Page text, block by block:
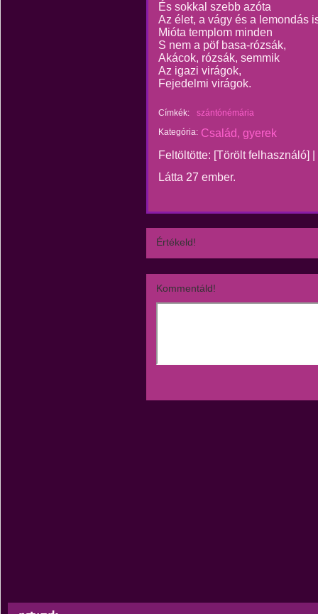
És sokkal szebb azóta
Az élet, a vágy és a lemondás
Mióta templom minden
S nem a pöf basa-rózsák,
Akácok, rózsák, semmik
Az igazi virágok,
Fejedelmi virágok.
Címkék:
szántónémária
Kategória: Család, gyerek
Feltöltötte: [Törölt felhasználó]
Látta 27 ember.
Értékeld!
Kommentáld!